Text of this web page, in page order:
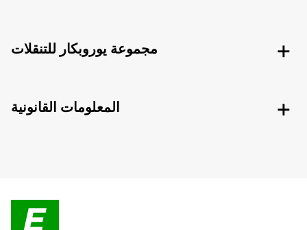
مجموعة يوروبكار للتنقلات
المعلومات القانونية